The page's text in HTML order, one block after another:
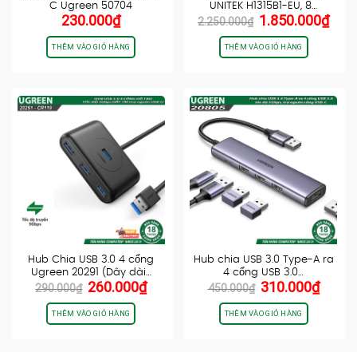
C Ugreen 50704
230.000₫
THÊM VÀO GIỎ HÀNG
UNITEK H1315B1-EU, 8…
2.250.000₫ Giá
gốc
là:
2.250.000₫.
1.850.000₫Giá
THÊM VÀO GIỎ HÀNG
Hub Chia USB 3.0 4 cổng
Ugreen 20291 (Dây dài…
290.000₫ Giá
gốc
là:
290.000₫.
260.000₫Giá
THÊM VÀO GIỎ HÀNG
Hub chia USB 3.0 Type-A ra
4 cổng USB 3.0…
450.000₫ Giá
gốc
là:
450.000₫.
310.000₫Giá
THÊM VÀO GIỎ HÀNG